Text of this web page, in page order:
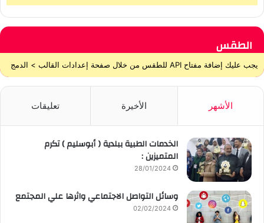
الطقس
يجب عليك إضافة مفتاح API للطقس من خلال صفحة إعدادات القالب > الدمج
الأشهر الأخيرة تعليقات
الخدمات الطبية ببلدية ( أبوسليم ) تكرم
المتميزين :
28/01/2024
وسائل التواصل الاجتماعي واثرها علي المجتمع
02/02/2024